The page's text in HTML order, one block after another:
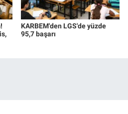
KARBEM'den LGS'de yüzde
95,7 başarı